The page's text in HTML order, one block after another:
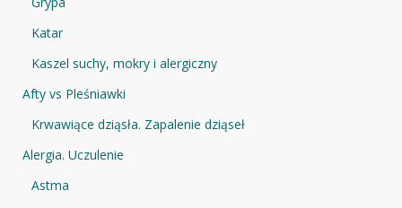
Katar
Kaszel suchy, mokry i alergiczny
Afty vs Pleśniawki
Krwawiące dziąsła. Zapalenie dziąseł
Alergia. Uczulenie
Astma